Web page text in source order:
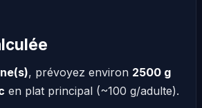
, prévoyez environ 2500 g
en plat principal (~100 g/adulte).